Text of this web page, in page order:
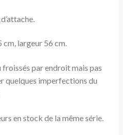
cm, largeur 56 cm.
froissés par endroit mais pas
quelques imperfections du
en stock de la même série.